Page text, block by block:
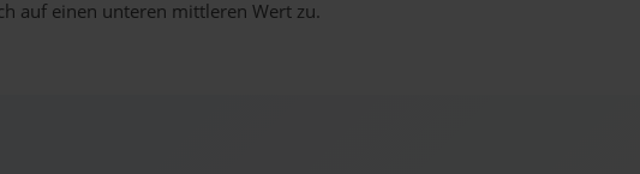
auf einen unteren mittleren Wert zu.